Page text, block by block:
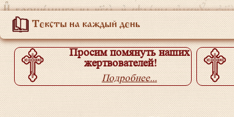
Тексты на каждый день
Просим помянуть наших
жертвователей!
Подробнее...